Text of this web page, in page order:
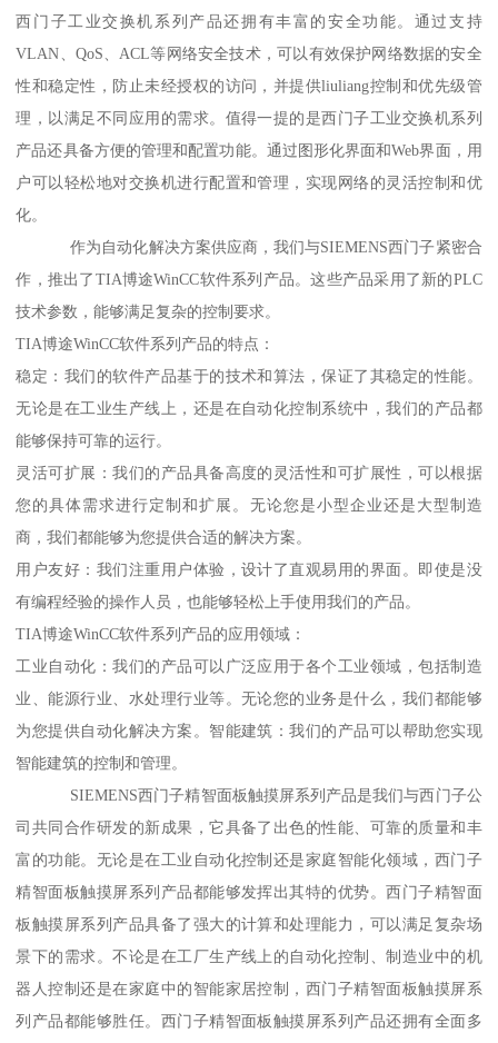
西门子工业交换机系列产品还拥有丰富的安全功能。通过支持
VLAN、QoS、ACL等网络安全技术，可以有效保护网络数据的安全
性和稳定性，防止未经授权的访问，并提供liuliang控制和优先级管
理，以满足不同应用的需求。值得一提的是西门子工业交换机系列
产品还具备方便的管理和配置功能。通过图形化界面和Web界面，用
户可以轻松地对交换机进行配置和管理，实现网络的灵活控制和优
化。
作为自动化解决方案供应商，我们与SIEMENS西门子紧密合
作，推出了TIA博途WinCC软件系列产品。这些产品采用了新的PLC
技术参数，能够满足复杂的控制要求。
TIA博途WinCC软件系列产品的特点：
稳定：我们的软件产品基于的技术和算法，保证了其稳定的性能。
无论是在工业生产线上，还是在自动化控制系统中，我们的产品都
能够保持可靠的运行。
灵活可扩展：我们的产品具备高度的灵活性和可扩展性，可以根据
您的具体需求进行定制和扩展。无论您是小型企业还是大型制造
商，我们都能够为您提供合适的解决方案。
用户友好：我们注重用户体验，设计了直观易用的界面。即使是没
有编程经验的操作人员，也能够轻松上手使用我们的产品。
TIA博途WinCC软件系列产品的应用领域：
工业自动化：我们的产品可以广泛应用于各个工业领域，包括制造
业、能源行业、水处理行业等。无论您的业务是什么，我们都能够
为您提供自动化解决方案。智能建筑：我们的产品可以帮助您实现
智能建筑的控制和管理。
SIEMENS西门子精智面板触摸屏系列产品是我们与西门子公
司共同合作研发的新成果，它具备了出色的性能、可靠的质量和丰
富的功能。无论是在工业自动化控制还是家庭智能化领域，西门子
精智面板触摸屏系列产品都能够发挥出其特的优势。西门子精智面
板触摸屏系列产品具备了强大的计算和处理能力，可以满足复杂场
景下的需求。不论是在工厂生产线上的自动化控制、制造业中的机
器人控制还是在家庭中的智能家居控制，西门子精智面板触摸屏系
列产品都能够胜任。西门子精智面板触摸屏系列产品还拥有全面多